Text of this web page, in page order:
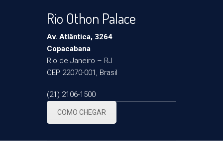
Rio Othon Palace
Av. Atlântica, 3264
Copacabana
Rio de Janeiro – RJ
CEP 22070-001, Brasil
(21) 2106-1500
COMO CHEGAR